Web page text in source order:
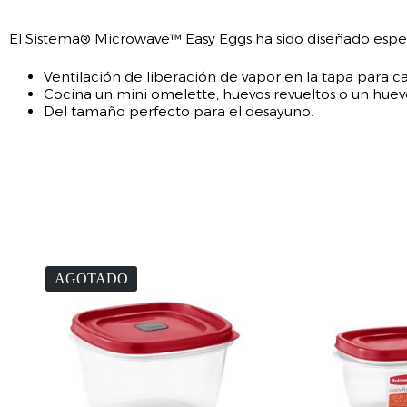
El Sistema® Microwave™ Easy Eggs ha sido diseñado
Ventilación de liberación de vapor en la tapa para
Cocina un mini omelette, huevos revueltos o un
Del tamaño perfecto para el desayuno.
AGOTADO